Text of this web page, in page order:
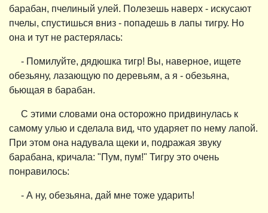
барабан, пчелиный улей. Полезешь наверх - искусают
пчелы, спустишься вниз - попадешь в лапы тигру. Но
она и тут не растерялась:
- Помилуйте, дядюшка тигр! Вы, наверное, ищете
обезьяну, лазающую по деревьям, а я - обезьяна,
бьющая в барабан.
С этими словами она осторожно придвинулась к
самому улью и сделала вид, что ударяет по нему лапой.
При этом она надувала щеки и, подражая звуку
барабана, кричала: "Пум, пум!" Тигру это очень
понравилось:
- А ну, обезьяна, дай мне тоже ударить!